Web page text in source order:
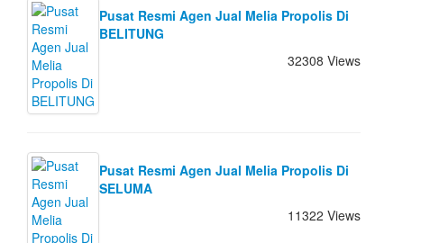
Pusat Resmi Agen Jual Melia Propolis Di
BELITUNG
32308 Views
Pusat Resmi Agen Jual Melia Propolis Di
SELUMA
11322 Views